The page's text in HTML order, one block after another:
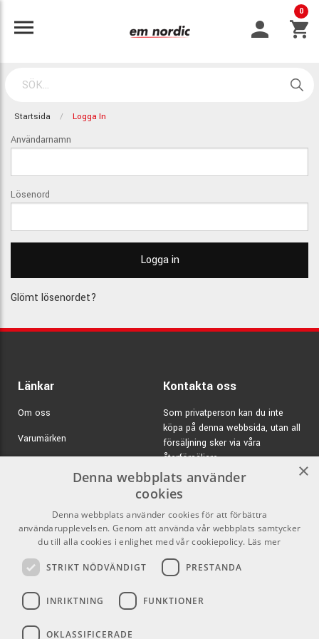
0
Startsida Logga In
Användarnamn
Lösenord
Glömt lösenordet?
Länkar
Om oss
Varumärken
Försäljningsvillkor
Inlogg för återförsäljare
Kontakta oss
Som privatperson kan du inte
köpa på denna webbsida, utan all
försäljning sker via våra
återförsäljare.
E-post:info@emnordic.se
×
Denna webbplats använder
cookies
Denna webbplats använder cookies för att förbättra
användarupplevelsen. Genom att använda vår webbplats samtycker
du till alla cookies i enlighet med vår cookiepolicy. Läs mer
STRIKT NÖDVÄNDIGT PRESTANDA
INRIKTNING FUNKTIONER
OKLASSIFICERADE